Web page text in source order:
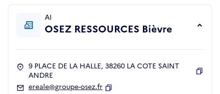
AI
OSEZ RESSOURCES Bièvre
9 PLACE DE LA HALLE, 38260 LA COTE SAINT
ANDRE
ereale@groupe-osez.fr